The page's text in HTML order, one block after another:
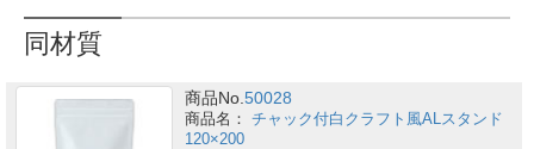
同材質
商品No.50028
チャック付白クラフト風ALスタンド
120×200